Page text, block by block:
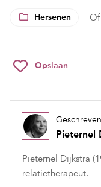
Hersenen Of
Opslaan
Pieternel
Pieternel Dijkstra
relatietherapeut.